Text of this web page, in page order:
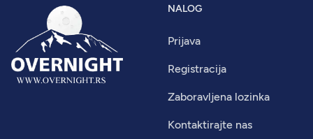
NALOG
Prijava
Registracija
Zaboravljena lozinka
Kontaktirajte nas